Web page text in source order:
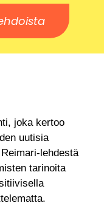
joka kertoo
uutisia
lehdestä
tarinoita